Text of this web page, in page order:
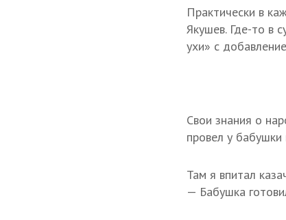
Практически в
Якушев. Где-то в
ухи» с
Свои знания о
провел у
Там я впитал
— Бабушка